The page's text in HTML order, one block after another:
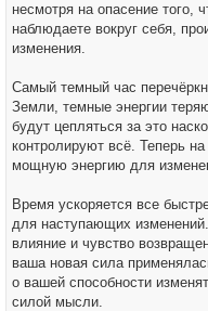
несмотря на опасение того,
наблюдаете вокруг себя,
изменения.
Самый темный час
Земли, темные энергии
будут цепляться за это
контролируют всё. Теперь
мощную энергию для
Время ускоряется все
для наступающих
влияние и чувство
ваша новая сила
о вашей способности
силой мысли.